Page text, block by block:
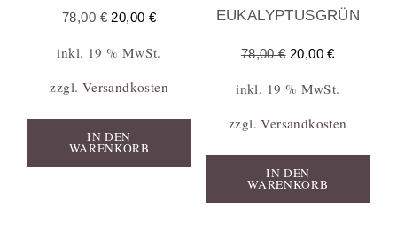
78,00€ 20,00 €
inkl. 19 % MwSt.
zzgl. Versandkosten
IN DEN
WARENKORB
EUKALYPTUSGRÜN
78,00€ 20,00€
inkl. 19 % MwSt.
zzgl.Versandkosten
IN DEN
WARENKORB